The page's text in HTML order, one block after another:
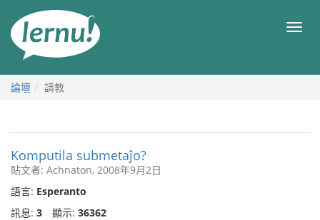
目
論壇 請教
Komputila submetaĵo?
貼文者: Achnaton, 2008年9月2日
語言: Esperanto
訊息: 3 顯示: 36362